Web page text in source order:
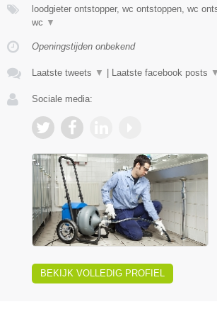
loodgieter ontstopper, wc ontstoppen, wc
wc ▼
Openingstijden onbekend
Laatste tweets ▼ | Laatste facebook posts ▼
Sociale media:
BEKIJK VOLLEDIG PROFIEL